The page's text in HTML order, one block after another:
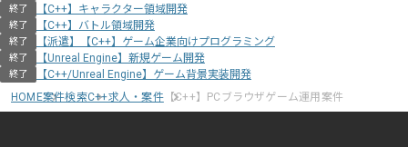
終了 【C++】キャラクター領域開発
終了 【C++】バトル領域開発
終了 【派遣】【C++】ゲーム企業向けプログラミング
終了 【Unreal Engine】新規ゲーム開発
終了
【C++/Unreal Engine】ゲーム背景実装開発
HOME案件検索C++求人・案件【C++】PCブラウザゲーム運用案件